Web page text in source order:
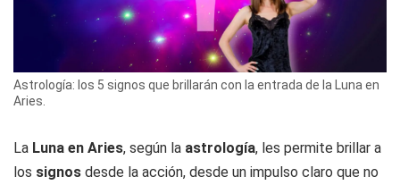
Astrología: los 5 signos que brillarán con la entrada de la Luna en
Aries.
La Luna en Aries, según la astrología, les permite brillar a
los signos desde la acción, desde un impulso claro que no